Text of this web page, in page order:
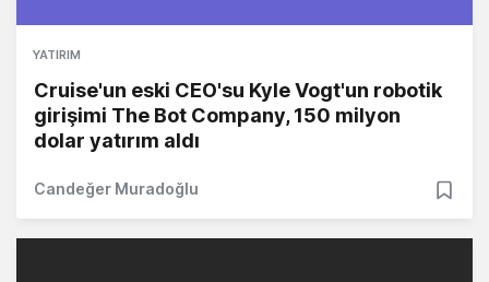
YATIRIM
Cruise'un eski CEO'su Kyle Vogt'un robotik
girişimi The Bot Company, 150 milyon
dolar yatırım aldı
Candeğer Muradoğlu